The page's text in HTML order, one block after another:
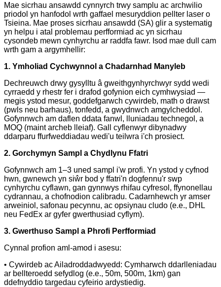
Mae sicrhau ansawdd cynnyrch trwy samplu ac archwilio
priodol yn hanfodol wrth gaffael mesuryddion pellter laser o
Tsieina. Mae proses sicrhau ansawdd (SA) glir a systematig
yn helpu i atal problemau perfformiad ac yn sicrhau
cysondeb mewn cynhyrchu ar raddfa fawr. Isod mae dull cam
wrth gam a argymhellir:
1. Ymholiad Cychwynnol a Chadarnhad Manyleb
Dechreuwch drwy gysylltu â gweithgynhyrchwyr sydd wedi
cyrraedd y rhestr fer i drafod gofynion eich cymhwysiad —
megis ystod mesur, goddefgarwch cywirdeb, math o drawst
(pwls neu barhaus), tonfedd, a gwydnwch amgylcheddol.
Gofynnwch am daflen ddata fanwl, lluniadau technegol, a
MOQ (maint archeb lleiaf). Gall cyflenwyr dibynadwy
ddarparu ffurfweddiadau wedi'u teilwra i'ch prosiect.
2. Gorchymyn Sampl a Chydlynu Ffatri
Gofynnwch am 1–3 uned sampl i'w profi. Yn ystod y cyfnod
hwn, gwnewch yn siŵr bod y ffatri'n dogfennu'r swp
cynhyrchu cyflawn, gan gynnwys rhifau cyfresol, ffynonellau
cydrannau, a chofnodion calibradu. Cadarnhewch yr amser
arweiniol, safonau pecynnu, ac opsiynau cludo (e.e., DHL
neu FedEx ar gyfer gwerthusiad cyflym).
3. Gwerthuso Sampl a Phrofi Perfformiad
Cynnal profion aml-amod i asesu:
• Cywirdeb ac Ailadroddadwyedd: Cymharwch ddarlleniadau
ar bellteroedd sefydlog (e.e., 50m, 500m, 1km) gan
ddefnyddio targedau cyfeirio ardystiedig.